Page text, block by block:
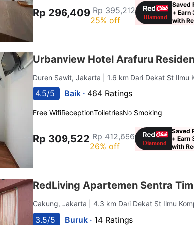
Rp 296,409 Rp 395,212
25% off
Saved
+ Earn
with
Urbanview Hotel Arafuru
Duren Sawit, Jakarta | 1.6 km Dari Dekat St
4.5/5 Baik · 464 Ratings
Free WifiReceptionToiletriesNo Smoking
Rp 309,522 Rp 412,696
26% off
Saved
+ Earn
with
RedLiving Apartemen Sentra
Cakung, Jakarta | 4.3 km Dari Dekat St Ilmu
3.5/5 Buruk · 14 Ratings